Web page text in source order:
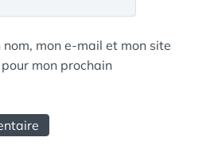
mon e-mail et mon site
mon prochain